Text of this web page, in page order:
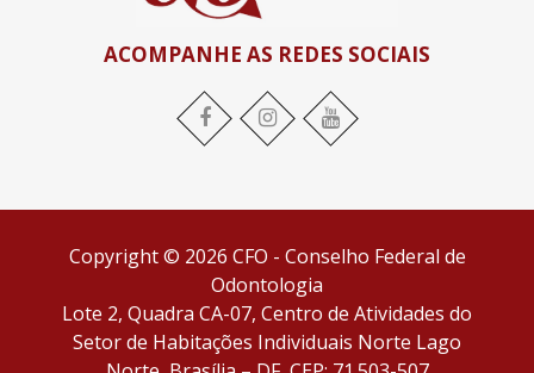
ACOMPANHE AS REDES SOCIAIS
Facebook Instagram YouTube
Copyright © 2026 CFO - Conselho Federal de
Odontologia
Lote 2, Quadra CA-07, Centro de Atividades do
Setor de Habitações Individuais Norte Lago